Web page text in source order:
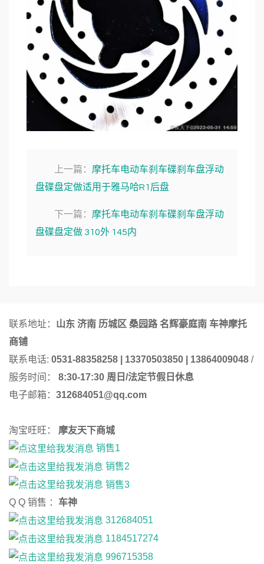
上一篇： 摩托车电动车刹车碟刹车盘浮动
盘碟盘定做适用于雅马哈R1后盘
下一篇： 摩托车电动车刹车碟刹车盘浮动
盘碟盘定做 310外 145内
联系地址： 山东 济南 历城区 桑园路 名辉豪庭南 车神摩托
商铺
联系电话: 0531-88358258 | 13370503850 | 13864009048 /
服务时间：
8:30-17:30 周日/法定节假日休息
电子邮箱： 312684051@qq.com
淘宝旺旺： 摩友天下商城
销售1
销售2
销售3
Q Q 销售 ： 车神
312684051
1184517274
996715358